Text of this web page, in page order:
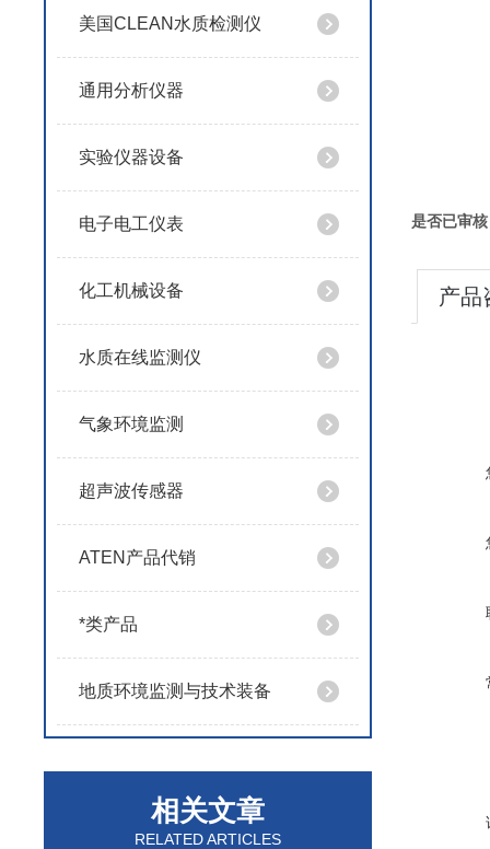
美国CLEAN水质检测仪
通用分析仪器
实验仪器设备
电子电工仪表
化工机械设备
水质在线监测仪
气象环境监测
超声波传感器
ATEN产品代销
*类产品
地质环境监测与技术装备
相关文章
RELATED ARTICLES
是否已审
产品